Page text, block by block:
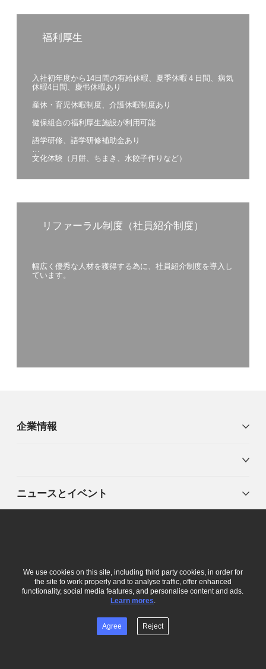
福利厚生
入社初年度から14日間の有給休暇、夏季休暇４日間、病気
休暇4日間、慶弔休暇あり
産休・育児休暇制度、介護休暇制度あり
健保組合の福利厚生施設が利用可能
語学研修、語学研修補助金あり
文化体験（月餅、ちまき、水餃子作りなど）
リファーラル制度（社員紹介制度）
幅広く優秀な人材を獲得する為に、社員紹介制度を導入し
ています。
企業情報
ニュースとイベント
©2026 Huawei Technologies Co., Ltd.
We use cookies on this site, including third party cookies, in order for
the site to work properly and to analyse traffic, offer enhanced
functionality, social media features, and personalise content and ads.
Learn mores
Agree Reject